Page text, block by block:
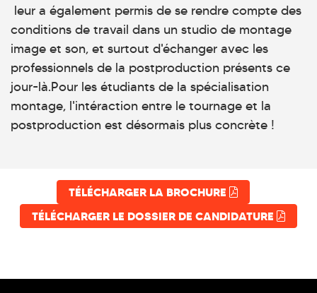
leur a également permis de se rendre compte des
conditions de travail dans un studio de montage
image et son, et surtout d'échanger avec les
professionnels de la postproduction présents ce
jour-là.Pour les étudiants de la spécialisation
montage, l'intéraction entre le tournage et la
postproduction est désormais plus concrète !
TÉLÉCHARGER LA BROCHURE
TÉLÉCHARGER LE DOSSIER DE CANDIDATURE